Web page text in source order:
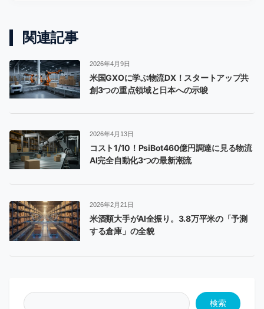
関連記事
2026年4月9日
米国GXOに学ぶ物流DX！スタートアップ共
創3つの重点領域と日本への示唆
2026年4月13日
コスト1/10！PsiBot460億円調達に見る物流
AI完全自動化3つの最新潮流
2026年2月21日
米酒類大手がAI全振り。3.8万平米の「予測
する倉庫」の全貌
検索